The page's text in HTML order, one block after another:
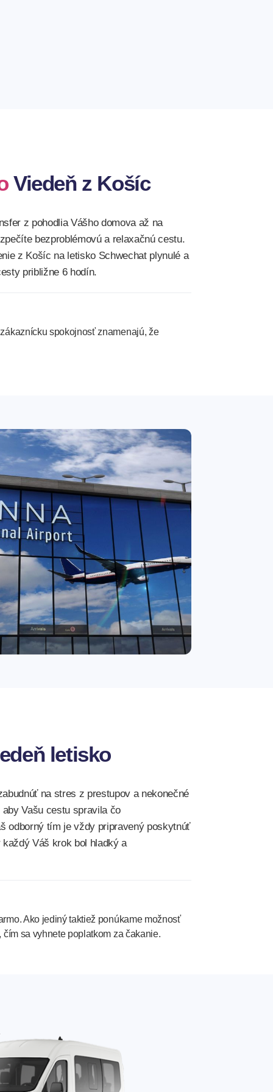
Viedeň z Košíc
z pohodlia Vášho domova až na
bezproblémovú a relaxačnú cestu.
z Košíc na letisko Schwechat plynulé a
približne 6 hodín.
spokojnosť znamenajú, že
letisko
na stres z prestupov a nekonečné
Vašu cestu spravila čo
odborný tím je vždy pripravený poskytnúť
Váš krok bol hladký a
Ako jediný taktiež ponúkame možnosť
sa vyhnete poplatkom za čakanie.